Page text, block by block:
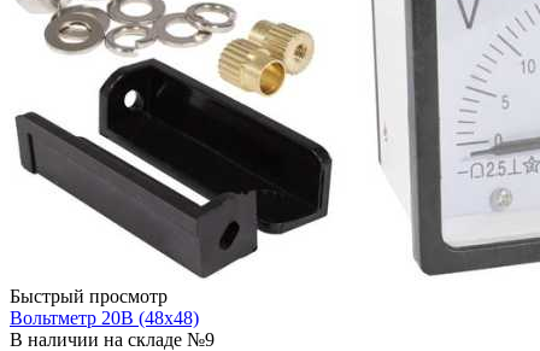
Быстрый просмотр
Вольтметр 20В (48х48)
В наличии на складе №9